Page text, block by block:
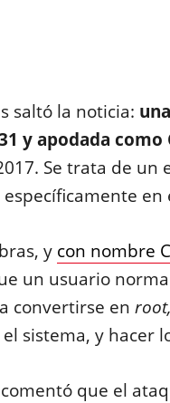
saltó la noticia:
y apodada como
Se trata de
y con nombre
un usuario
convertirse en root,
sistema, y hacer
que el